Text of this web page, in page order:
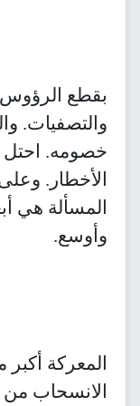
بقطع الرؤوس.
والتصفيات.
خصومه. احتل
الأخطار.
المسألة هي
وأوسع.
المعركة
الانسحاب من